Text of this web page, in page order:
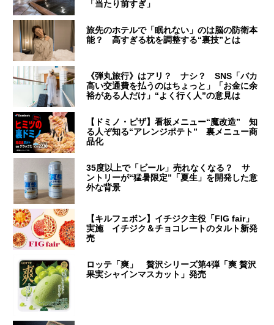
「当たり前すぎ」
旅先のホテルで「眠れない」のは脳の防衛本
能？ 高すぎる枕を調整する“裏技”とは
《弾丸旅行》はアリ？ ナシ？ SNS「バカ
高い交通費を払うのはちょっと」「お金に余
裕がある人だけ」“よく行く人”の意見は
【ドミノ・ピザ】看板メニュー“魔改造” 知
る人ぞ知る“アレンジポテト” 裏メニュー商
品化
35度以上で「ビール」売れなくなる？ サ
ントリーが“猛暑限定”「夏生」を開発した意
外な背景
【キルフェボン】イチジク主役「FIG fair」
実施 イチジク＆チョコレートのタルト新発
売
ロッテ「爽」 贅沢シリーズ第4弾「爽 贅沢
果実シャインマスカット」発売